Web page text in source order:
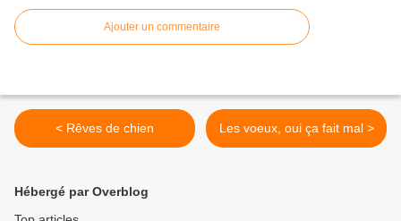
Ajouter un commentaire
< Rêves de chien Les voeux, oui ça fait mal >
Hébergé par Overblog